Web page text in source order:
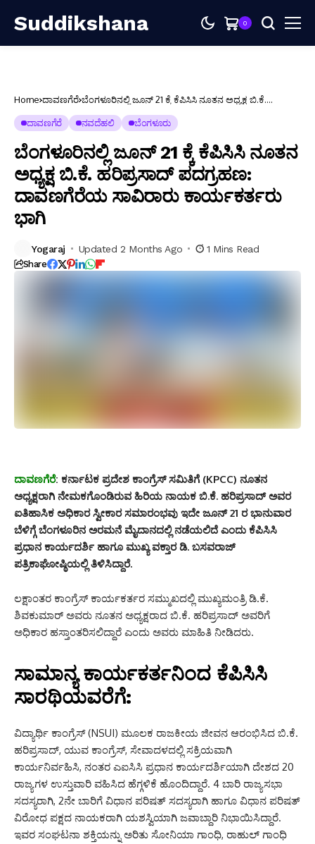
Suddikshana 0
Home ದಾವಣಗೆರೆ ಬೆಂಗಳೂರಿನಲ್ಲಿ ಜೂನ್ 21 ಕ್ಕೆ ಕೆಪಿಸಿಸಿ ನೂತನ ಅಧ್ಯಕ್ಷ ಬಿ.ಕೆ.
ಭಾಗಿ
ದಾವಣಗೆರೆ ನವದೆಹಲಿ ಬೆಂಗಳೂರು
ಬೆಂಗಳೂರಿನಲ್ಲಿ ಜೂನ್ 21 ಕ್ಕೆ ಕೆಪಿಸಿಸಿ ನೂತನ
ಅಧ್ಯಕ್ಷ ಬಿ.ಕೆ. ಹರಿಪ್ರಸಾದ್ ಪದಗ್ರಹಣ:
ದಾವಣಗೆರೆಯ ಸಾವಿರಾರು ಕಾರ್ಯಕರ್ತರು
ಭಾಗಿ
Yogaraj Updated 2 Months Ago 1 Mins Read
Share
ದಾವಣಗೆರೆ: ಕರ್ನಾಟಕ ಪ್ರದೇಶ ಕಾಂಗ್ರೆಸ್ ಸಮಿತಿಗೆ (KPCC) ನೂತನ
ಅಧ್ಯಕ್ಷರಾಗಿ ನೇಮಕಗೊಂಡಿರುವ ಹಿರಿಯ ನಾಯಕ ಬಿ.ಕೆ. ಹರಿಪ್ರಸಾದ್ ಅವರ
ಐತಿಹಾಸಿಕ ಅಧಿಕಾರ ಸ್ವೀಕಾರ ಸಮಾರಂಭವು ಇದೇ ಜೂನ್ 21 ರ ಭಾನುವಾರ
ಬೆಳಿಗ್ಗೆ ಬೆಂಗಳೂರಿನ ಅರಮನೆ ಮೈದಾನದಲ್ಲಿ ನಡೆಯಲಿದೆ ಎಂದು ಕೆಪಿಸಿಸಿ
ಪ್ರಧಾನ ಕಾರ್ಯದರ್ಶಿ ಹಾಗೂ ಮುಖ್ಯ ವಕ್ತಾರ ಡಿ. ಬಸವರಾಜ್
ಪತ್ರಿಕಾಘೋಷ್ಠಿಯಲ್ಲಿ ತಿಳಿಸಿದ್ದಾರೆ.
ಲಕ್ಷಾಂತರ ಕಾಂಗ್ರೆಸ್ ಕಾರ್ಯಕರ್ತರ ಸಮ್ಮುಖದಲ್ಲಿ ಮುಖ್ಯಮಂತ್ರಿ ಡಿ.ಕೆ.
ಶಿವಕುಮಾರ್ ಅವರು ನೂತನ ಅಧ್ಯಕ್ಷರಾದ ಬಿ.ಕೆ. ಹರಿಪ್ರಸಾದ್ ಅವರಿಗೆ
ಅಧಿಕಾರ ಹಸ್ತಾಂತರಿಸಲಿದ್ದಾರೆ ಎಂದು ಅವರು ಮಾಹಿತಿ ನೀಡಿದರು.
ಸಾಮಾನ್ಯ ಕಾರ್ಯಕರ್ತನಿಂದ ಕೆಪಿಸಿಸಿ
ಸಾರಥಿಯವರೆಗೆ:
ವಿದ್ಯಾರ್ಥಿ ಕಾಂಗ್ರೆಸ್ (NSUI) ಮೂಲಕ ರಾಜಕೀಯ ಜೀವನ ಆರಂಭಿಸಿದ ಬಿ.ಕೆ.
ಹರಿಪ್ರಸಾದ್, ಯುವ ಕಾಂಗ್ರೆಸ್, ಸೇವಾದಳದಲ್ಲಿ ಸಕ್ರಿಯವಾಗಿ
ಕಾರ್ಯನಿರ್ವಹಿಸಿ, ನಂತರ ಎಐಸಿಸಿ ಪ್ರಧಾನ ಕಾರ್ಯದರ್ಶಿಯಾಗಿ ದೇಶದ 20
ರಾಜ್ಯಗಳ ಉಸ್ತುವಾರಿ ವಹಿಸಿದ ಹೆಗ್ಗಳಿಕೆ ಹೊಂದಿದ್ದಾರೆ. 4 ಬಾರಿ ರಾಜ್ಯಸಭಾ
ಸದಸ್ಯರಾಗಿ, 2ನೇ ಬಾರಿಗೆ ವಿಧಾನ ಪರಿಷತ್ ಸದಸ್ಯರಾಗಿ ಹಾಗೂ ವಿಧಾನ ಪರಿಷತ್
ವಿರೋಧ ಪಕ್ಷದ ನಾಯಕರಾಗಿ ಯಶಸ್ವಿಯಾಗಿ ಜವಾಬ್ದಾರಿ ನಿಭಾಯಿಸಿದ್ದಾರೆ.
ಇವರ ಸಂಘಟನಾ ಶಕ್ತಿಯನ್ನು ಅರಿತು ಸೋನಿಯಾ ಗಾಂಧಿ, ರಾಹುಲ್ ಗಾಂಧಿ